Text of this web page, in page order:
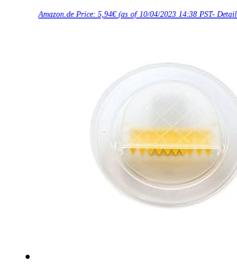
Amazon.de Price: 5,94€(as of 10/04/2023 14:38 PST-